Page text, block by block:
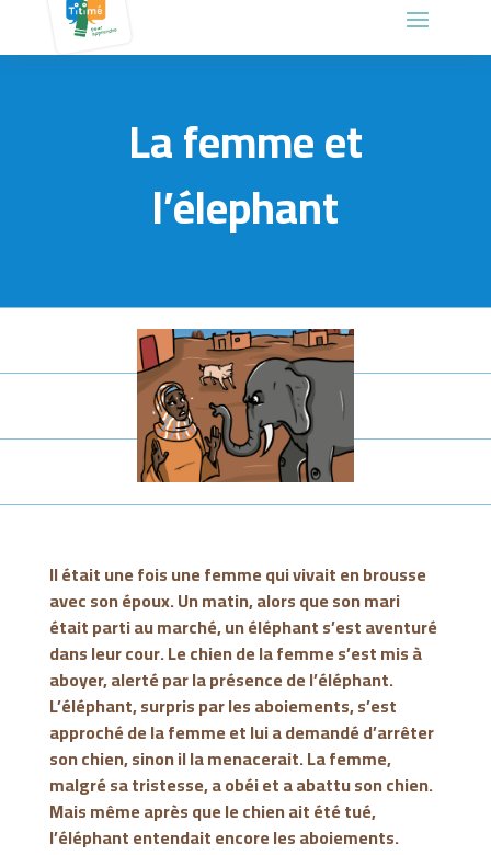
La femme et
l’élephant
Il était une fois une femme qui vivait en brousse
avec son époux. Un matin, alors que son mari
était parti au marché, un éléphant s’est aventuré
dans leur cour. Le chien de la femme s’est mis à
aboyer, alerté par la présence de l’éléphant.
L’éléphant, surpris par les aboiements, s’est
approché de la femme et lui a demandé d’arrêter
son chien, sinon il la menacerait. La femme,
malgré sa tristesse, a obéi et a abattu son chien.
Mais même après que le chien ait été tué,
l’éléphant entendait encore les aboiements.